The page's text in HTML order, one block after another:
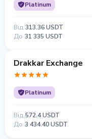
Platinum
Від 313.36 USDT
До 31 335 USDT
Drakkar Exchange
Platinum
Від 572.4 USDT
До 3 434.40 USDT